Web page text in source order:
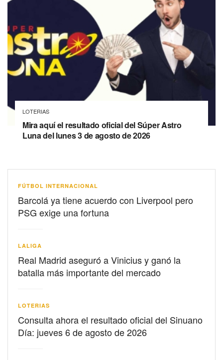
LOTERIAS
Mira aquí el resultado oficial del Súper Astro
Luna del lunes 3 de agosto de 2026
FÚTBOL INTERNACIONAL
Barcolá ya tiene acuerdo con Liverpool pero
PSG exige una fortuna
LALIGA
Real Madrid aseguró a Vinicius y ganó la
batalla más importante del mercado
LOTERIAS
Consulta ahora el resultado oficial del Sinuano
Día: jueves 6 de agosto de 2026